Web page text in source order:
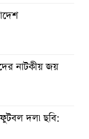
নাটকীয় জয়
দল৷ ছবি: